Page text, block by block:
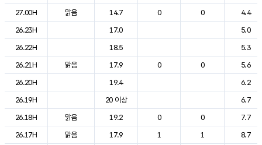
27.00H
맑음 14.7 0 0
4.4
26.23H
17.0
5.0
26.22H
18.5
5.3
26.21H
맑음 17.9 0 0
5.6
26.20H
19.4
6.2
26.19H
20 이상
6.7
26.18H
맑음 19.2 0 0
7.7
26.17H
맑음 17.9 1 1
8.7